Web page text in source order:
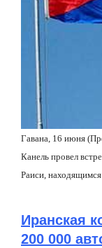
Гавана, 16 июня
Канель провел
Раиси,
Иранская
200 000